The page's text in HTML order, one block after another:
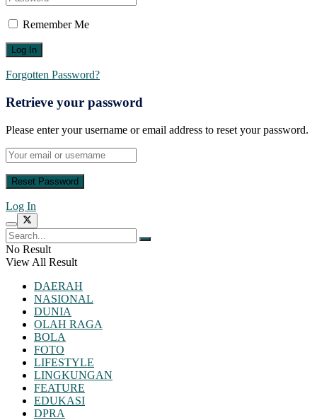
Remember Me
Forgotten Password?
Retrieve your password
Please enter your username or email address to reset your password.
Log In
No Result
View All Result
DAERAH
NASIONAL
DUNIA
OLAH RAGA
BOLA
FOTO
LIFESTYLE
LINGKUNGAN
FEATURE
EDUKASI
DPRA